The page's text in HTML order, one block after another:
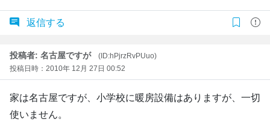
返信する
投稿者: 名古屋ですが
(ID:hPjrzRvPUuo)
投稿日時：2010年 12月 27日 00:52
家は名古屋ですが、小学校に暖房設備はありますが、一切
使いません。